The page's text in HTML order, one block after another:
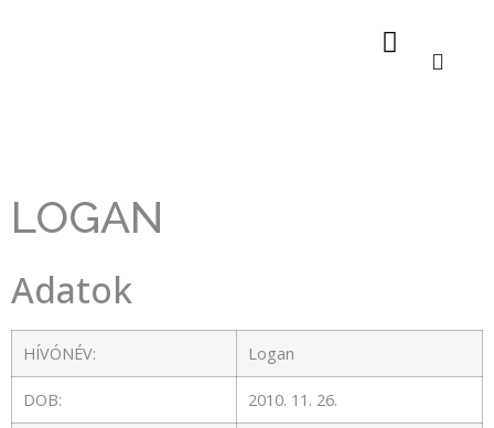
LOGAN
Adatok
HÍVÓNÉV: Logan
DOB: 2010. 11. 26.